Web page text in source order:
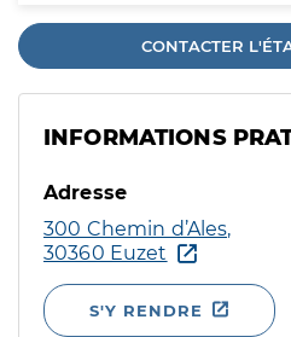
CONTACTER
INFORMATIONS
Adresse
300 Chemin d’Ales,
30360 Euzet
S'Y RENDRE